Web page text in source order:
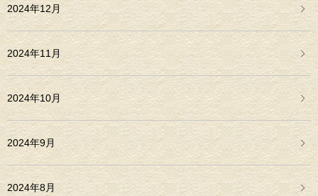
2024年12月
2024年11月
2024年10月
2024年9月
2024年8月